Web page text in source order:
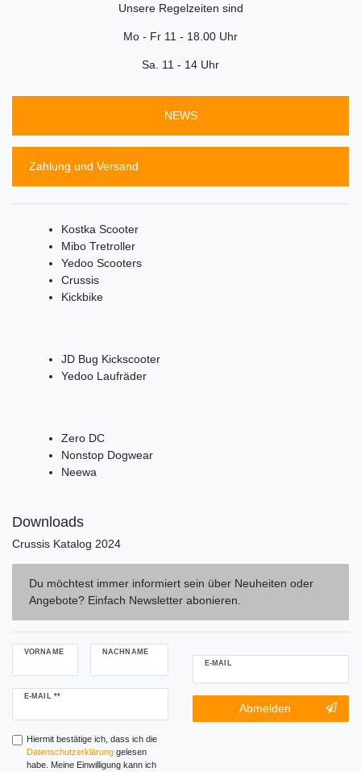
Unsere Regelzeiten sind
Mo - Fr 11 - 18.00 Uhr
Sa. 11 - 14 Uhr
NEWS
Zahlung und Versand
Kostka Scooter
Mibo Tretroller
Yedoo Scooters
Crussis
Kickbike
JD Bug Kickscooter
Yedoo Laufräder
Zero DC
Nonstop Dogwear
Neewa
Downloads
Crussis Katalog 2024
Du möchtest immer informiert sein über Neuheiten oder
Angebote? Einfach Newsletter abonieren.
VORNAME NACHNAME
E-MAIL **
Newsletter
Hiermit bestätige ich, dass ich die
Daten­schutz­erklärunggelesen
habe. Meine Einwilligung kann ich
E-MAIL
Newsletter-
Abmeldung
Abmelden